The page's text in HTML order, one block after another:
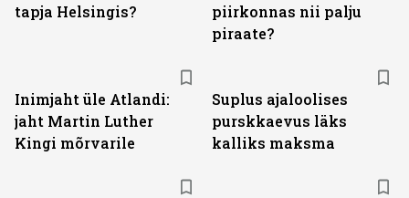
tapja Helsingis?
piirkonnas nii palju
piraate?
Inimjaht üle Atlandi:
jaht Martin Luther
Kingi mõrvarile
Suplus ajaloolises
purskkaevus läks
kalliks maksma